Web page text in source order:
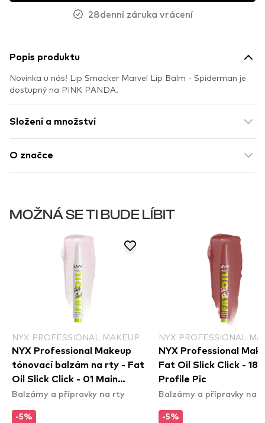
28denní záruka vrácení
Popis produktu
Novinka u nás! Lip Smacker Marvel Lip Balm - Spiderman je
dostupný na PINK PANDA.
Složení a množství
O značce
MOŽNÁ SE TI BUDE LÍBIT
NYX PROFESSIONAL MAKEUP
NYX Professional Makeup
tónovací balzám na rty - Fat
Oil Slick Click - 01 Main
Character
Balzámy a přípravky na rty
-5%
NYX PROFESSIONAL
NYX Professional
Fat Oil Slick Click - 18
Profile Pic
Balzámy a přípravky na
-5%